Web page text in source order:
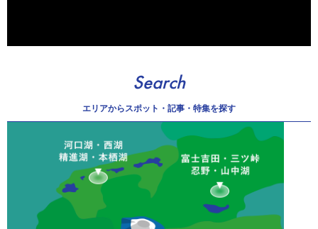
Search
エリアからスポット・記事・特集を探す